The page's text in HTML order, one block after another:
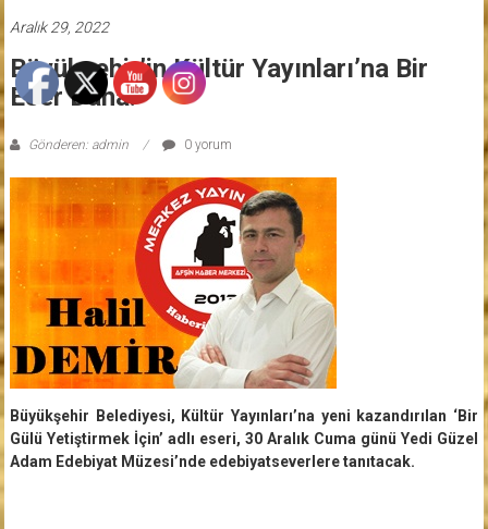
Aralık 29, 2022
Büyükşehir’in Kültür Yayınları’na Bir
Eser Daha.
Gönderen: admin 0 yorum
Büyükşehir Belediyesi, Kültür Yayınları’na yeni kazandırılan ‘Bir
Gülü Yetiştirmek İçin’ adlı eseri, 30 Aralık Cuma günü Yedi Güzel
Adam Edebiyat Müzesi’nde edebiyatseverlere tanıtacak.